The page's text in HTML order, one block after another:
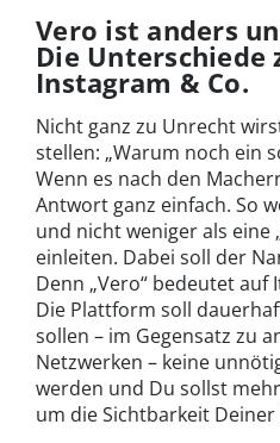
Vero ist anders
Die Unterschiede
Instagram & Co.
Nicht ganz zu Unrecht
stellen: „Warum noch ein
Wenn es nach den
Antwort ganz einfach. So
und nicht weniger als eine
einleiten. Dabei soll der
Denn „Vero“ bedeutet auf
Die Plattform soll
sollen – im Gegensatz zu
Netzwerken – keine
werden und Du sollst
um die Sichtbarkeit